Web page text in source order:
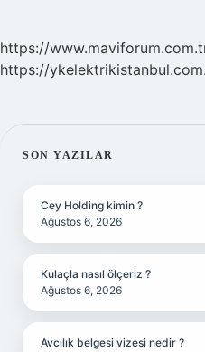
https://
https://
SIDEBAR
SON YAZILAR
Cey Holding kimin ?
Ağustos 6, 2026
Kulaçla nasıl ölçeriz ?
Ağustos 6, 2026
Avcılık belgesi vizesi nedir ?